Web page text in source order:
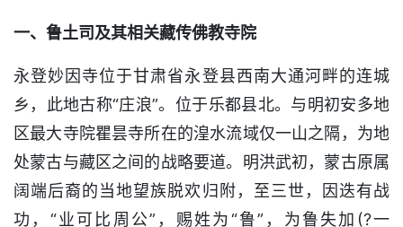
一、鲁土司及其相关藏传佛教寺院
永登妙因寺位于甘肃省永登县西南大通河畔的连城
乡，此地古称“庄浪”。位于乐都县北。与明初安多地
区最大寺院瞿昙寺所在的湟水流域仅一山之隔，为地
处蒙古与藏区之间的战略要道。明洪武初，蒙古原属
阔端后裔的当地望族脱欢归附，至三世，因迭有战
功，“业可比周公”，赐姓为“鲁”，为鲁失加(?一